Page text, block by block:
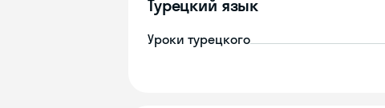
Турецкий язык
Уроки турецкого